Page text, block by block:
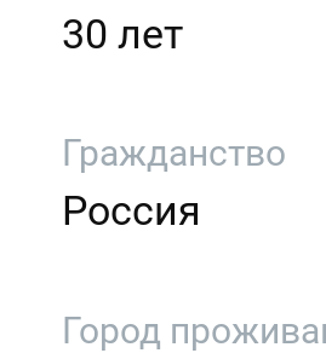
30 лет
Гражданство
Россия
Город